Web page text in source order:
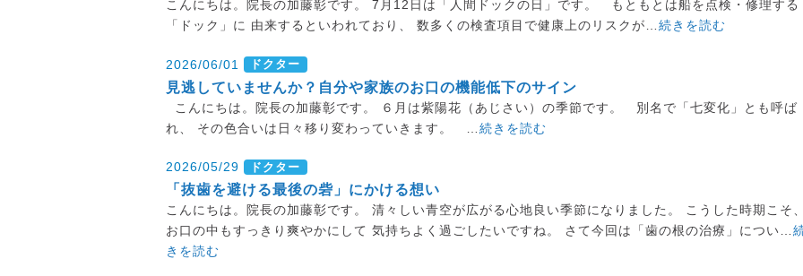
こんにちは。院長の加藤彰です。 7月12日は「人間ドックの日」です。 もともとは船を点検・修理する
「ドック」に 由来するといわれており、 数多くの検査項目で健康上のリスクが… 続きを読む
2026/06/01 ドクター
見逃していませんか？自分や家族のお口の機能低下のサイン
こんにちは。院長の加藤彰です。 ６月は紫陽花（あじさい）の季節です。 別名で「七変化」とも呼ば
れ、 その色合いは日々移り変わっていきます。 … 続きを読む
2026/05/29 ドクター
「抜歯を避ける最後の砦」にかける想い
こんにちは。院長の加藤彰です。 清々しい青空が広がる心地良い季節になりました。 こうした時期こそ
お口の中もすっきり爽やかにして 気持ちよく過ごしたいですね。 さて今回は「歯の根の治療」につい…
きを読む